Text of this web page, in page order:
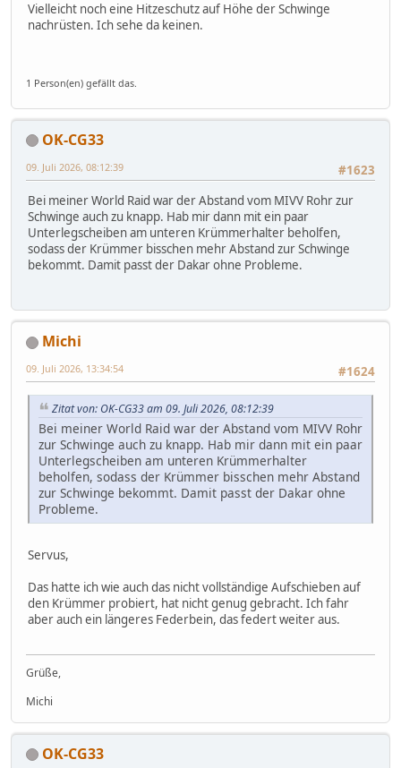
Vielleicht noch eine Hitzeschutz auf Höhe der Schwinge
nachrüsten. Ich sehe da keinen.
1 Person(en) gefällt das.
OK-CG33
#1623
09. Juli 2026, 08:12:39
Bei meiner World Raid war der Abstand vom MIVV Rohr zur
Schwinge auch zu knapp. Hab mir dann mit ein paar
Unterlegscheiben am unteren Krümmerhalter beholfen,
sodass der Krümmer bisschen mehr Abstand zur Schwinge
bekommt. Damit passt der Dakar ohne Probleme.
Michi
#1624
09. Juli 2026, 13:34:54
Zitat von: OK-CG33 am 09. Juli 2026, 08:12:39
Bei meiner World Raid war der Abstand vom MIVV Rohr
zur Schwinge auch zu knapp. Hab mir dann mit ein paar
Unterlegscheiben am unteren Krümmerhalter
beholfen, sodass der Krümmer bisschen mehr Abstand
zur Schwinge bekommt. Damit passt der Dakar ohne
Probleme.
Servus,
Das hatte ich wie auch das nicht vollständige Aufschieben auf
den Krümmer probiert, hat nicht genug gebracht. Ich fahr
aber auch ein längeres Federbein, das federt weiter aus.
Grüße,
Michi
OK-CG33